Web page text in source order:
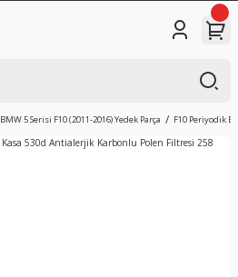
BMW 5 Serisi F10 (2011-2016) Yedek Parça F10 Periyodik